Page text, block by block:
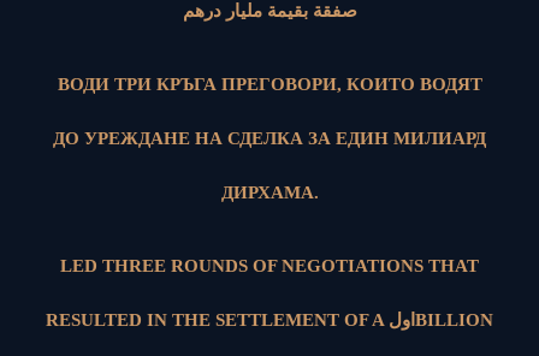
صفقة بقيمة مليار درهم
ВОДИ ТРИ КРЪГА ПРЕГОВОРИ, КОИТО ВОДЯТ
ДО УРЕЖДАНЕ НА СДЕЛКА ЗА ЕДИН МИЛИАРД
ДИРХАМА.
LED THREE ROUNDS OF NEGOTIATIONS THAT
RESULTED IN THE SETTLEMENT OF A اولBILLION